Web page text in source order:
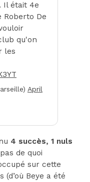
Il était 4e
Roberto De
qu'on
les
April
4 succès, 1 nuls
de quoi
sur cette
Beye a été